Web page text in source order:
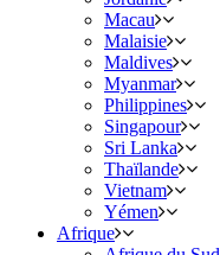
Macau
Malaisie
Maldives
Myanmar
Philippines
Singapour
Sri Lanka
Thaïlande
Vietnam
Yémen
Afrique